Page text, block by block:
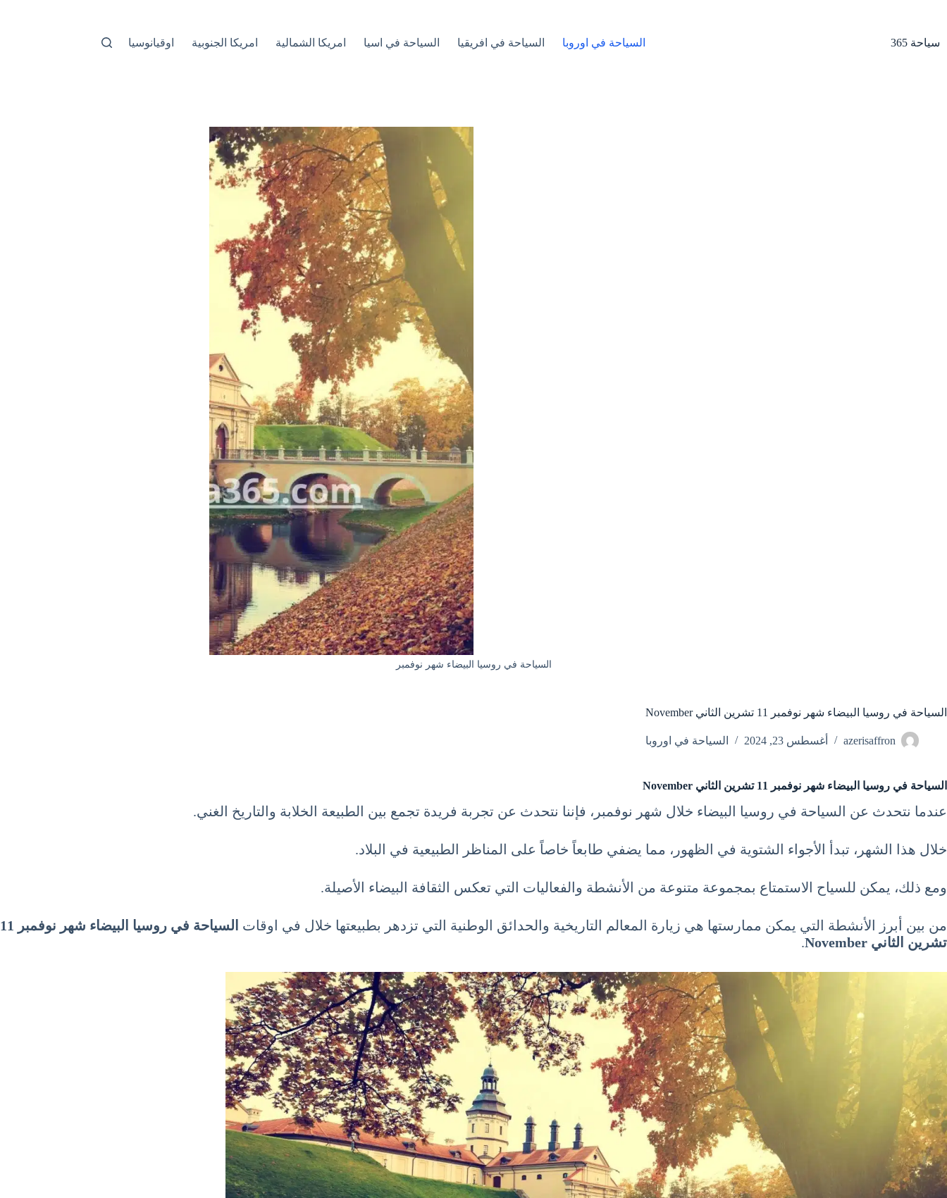
سياحة 365 السياحة في اوروبا السياحة في افريقيا السياحة في اسيا امريكا الشمالية امريكا الجنوبية اوقيانوسيا
السياحة في روسيا البيضاء شهر نوفمبر
السياحة في روسيا البيضاء شهر نوفمبر 11 تشرين الثاني November
azerisaffron أغسطس 23, 2024 السياحة في اوروبا
السياحة في روسيا البيضاء شهر نوفمبر 11 تشرين الثاني November
عندما نتحدث عن السياحة في روسيا البيضاء خلال شهر نوفمبر، فإننا نتحدث عن تجربة فريدة تجمع بين الطبيعة الخلابة والتاريخ الغني.
خلال هذا الشهر، تبدأ الأجواء الشتوية في الظهور، مما يضفي طابعاً خاصاً على المناظر الطبيعية في البلاد.
ومع ذلك، يمكن للسياح الاستمتاع بمجموعة متنوعة من الأنشطة والفعاليات التي تعكس الثقافة البيضاء الأصيلة.
من بين أبرز الأنشطة التي يمكن ممارستها هي زيارة المعالم التاريخية والحدائق الوطنية التي تزدهر بطبيعتها خلال في اوقات
السياحة في روسيا البيضاء شهر نوفمبر 11
تشرين الثاني November
.